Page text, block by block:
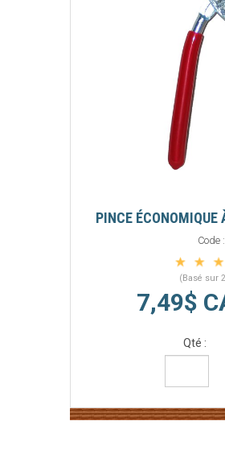
PINCE ÉCONOMIQUE
Code :
(Basé sur
7,49$
Qté :